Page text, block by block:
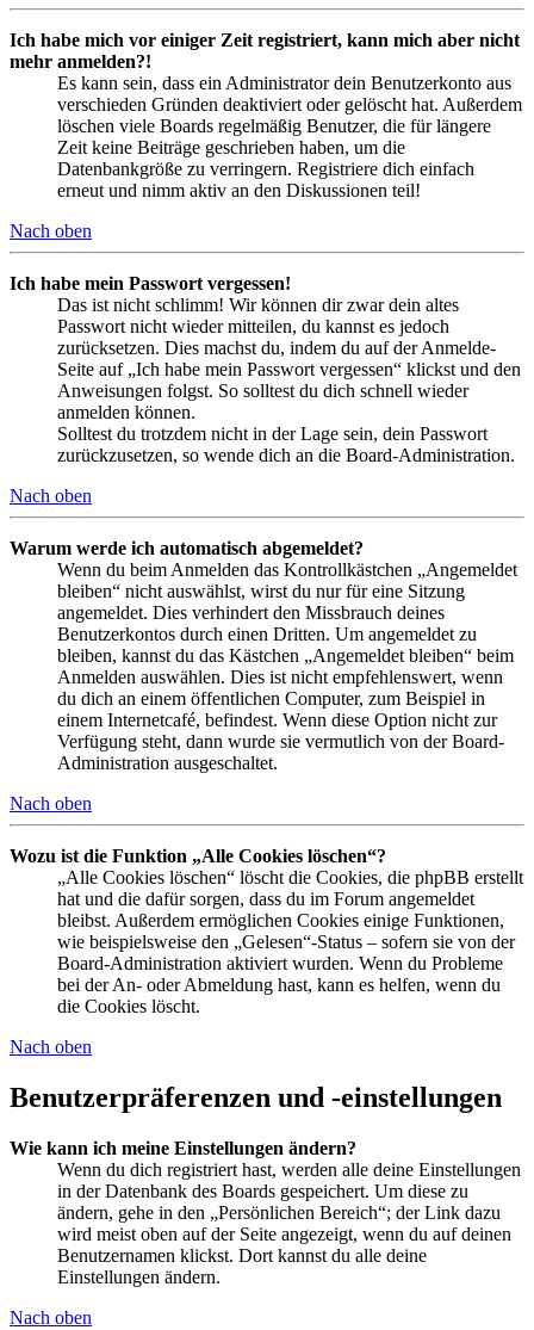
Ich habe mich vor einiger Zeit registriert, kann mich aber nicht
mehr anmelden?!
Es kann sein, dass ein Administrator dein Benutzerkonto aus
verschieden Gründen deaktiviert oder gelöscht hat. Außerdem
löschen viele Boards regelmäßig Benutzer, die für längere
Zeit keine Beiträge geschrieben haben, um die
Datenbankgröße zu verringern. Registriere dich einfach
erneut und nimm aktiv an den Diskussionen teil!
Nach oben
Ich habe mein Passwort vergessen!
Das ist nicht schlimm! Wir können dir zwar dein altes
Passwort nicht wieder mitteilen, du kannst es jedoch
zurücksetzen. Dies machst du, indem du auf der Anmelde-
Seite auf „Ich habe mein Passwort vergessen“ klickst und den
Anweisungen folgst. So solltest du dich schnell wieder
anmelden können.
Solltest du trotzdem nicht in der Lage sein, dein Passwort
zurückzusetzen, so wende dich an die Board-Administration.
Nach oben
Warum werde ich automatisch abgemeldet?
Wenn du beim Anmelden das Kontrollkästchen „Angemeldet
bleiben“ nicht auswählst, wirst du nur für eine Sitzung
angemeldet. Dies verhindert den Missbrauch deines
Benutzerkontos durch einen Dritten. Um angemeldet zu
bleiben, kannst du das Kästchen „Angemeldet bleiben“ beim
Anmelden auswählen. Dies ist nicht empfehlenswert, wenn
du dich an einem öffentlichen Computer, zum Beispiel in
einem Internetcafé, befindest. Wenn diese Option nicht zur
Verfügung steht, dann wurde sie vermutlich von der Board-
Administration ausgeschaltet.
Nach oben
Wozu ist die Funktion „Alle Cookies löschen“?
„Alle Cookies löschen“ löscht die Cookies, die phpBB erstellt
hat und die dafür sorgen, dass du im Forum angemeldet
bleibst. Außerdem ermöglichen Cookies einige Funktionen,
wie beispielsweise den „Gelesen“-Status – sofern sie von der
Board-Administration aktiviert wurden. Wenn du Probleme
bei der An- oder Abmeldung hast, kann es helfen, wenn du
die Cookies löscht.
Nach oben
Benutzerpräferenzen und -einstellungen
Wie kann ich meine Einstellungen ändern?
Wenn du dich registriert hast, werden alle deine Einstellungen
in der Datenbank des Boards gespeichert. Um diese zu
ändern, gehe in den „Persönlichen Bereich“; der Link dazu
wird meist oben auf der Seite angezeigt, wenn du auf deinen
Benutzernamen klickst. Dort kannst du alle deine
Einstellungen ändern.
Nach oben